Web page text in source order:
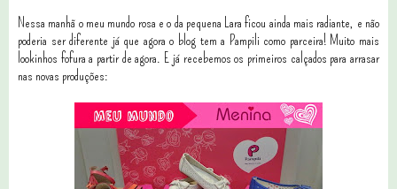
Nessa manhã o meu mundo rosa e o da pequena Lara ficou ainda mais radiante, e não
poderia ser diferente já que agora o blog tem a Pampili como parceira! Muito mais
lookinhos fofura a partir de agora. E já recebemos os primeiros calçados para arrasar
nas novas produções: